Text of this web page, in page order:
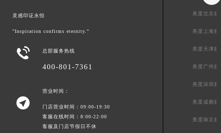
灵感印证永恒
"Inspiration confirms eternity."
 总部服务热线
400-801-7361

营业时间：
门店营业时间：09:00-19:30
客服在线时间：8:00-22:00
客服及门店节假日不休
美度北京服
美度上海服
美度天津服
美度广州服
美度深圳服
美度成都服
美度南京服